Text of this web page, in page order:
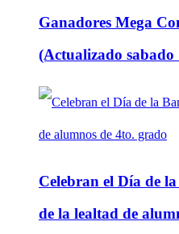
Ganadores Mega
(Actualizado sabado
Celebran el Día de
de la lealtad de